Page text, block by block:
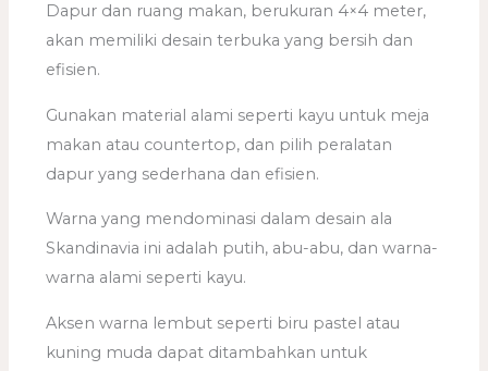
Dapur dan ruang makan, berukuran 4×4 meter,
akan memiliki desain terbuka yang bersih dan
efisien.
Gunakan material alami seperti kayu untuk meja
makan atau countertop, dan pilih peralatan
dapur yang sederhana dan efisien.
Warna yang mendominasi dalam desain ala
Skandinavia ini adalah putih, abu-abu, dan warna-
warna alami seperti kayu.
Aksen warna lembut seperti biru pastel atau
kuning muda dapat ditambahkan untuk